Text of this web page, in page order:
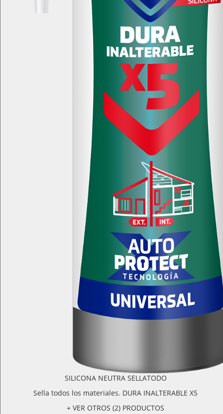
SILICONA NEUTRA SELLATODO
Sella todos los materiales. DURA INALTERABLE X5
+ VER OTROS (2) PRODUCTOS